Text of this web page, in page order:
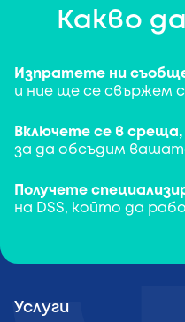
Какво
Изпратете ни
и ние ще се свържем
Включете се в среща,
за да обсъдим
Получете
на DSS, който да
Услуги